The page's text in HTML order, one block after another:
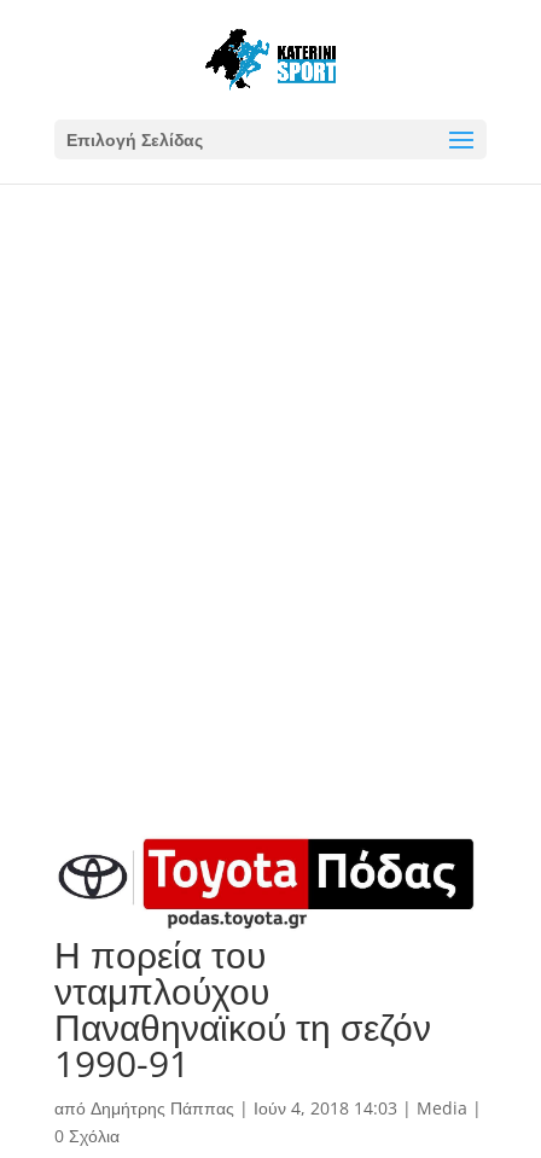
Επιλογή Σελίδας
Η πορεία του
νταμπλούχου
Παναθηναϊκού τη σεζόν
1990-91
από Δημήτρης Πάππας | Ιούν 4, 2018 14:03 | Media |
0 Σχόλια